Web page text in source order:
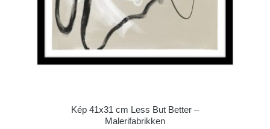
Kép 41x31 cm Less But Better –
Malerifabrikken